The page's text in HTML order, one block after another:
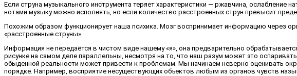
Если струна музыкального инструмента теряет характеристики — ржавчина,
нотами музыку можно исполнять, но если количество расстроенных струн превысит
Похожим образом функционирует наша психика. Мозг воспринимает информацию через
«расстроенные струны».
Информация не передаётся в чистом виде нашему «я», она предварительно
рисунке на самом деле параллельны, несмотря на то, что наш разум может это
обыденной реальности может привести к проблемам. Мы начинаем неверно оценивать
порядке. Например, восприятие несуществующих объектов любым из органов чувств